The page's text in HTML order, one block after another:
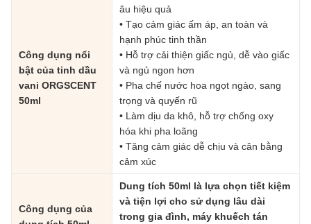
Công dụng nổi
bật của tinh dầu
vani ORGSCENT
50ml
âu hiệu quả
• Tạo cảm giác ấm áp, an toàn và
hạnh phúc tinh thần
• Hỗ trợ cải thiện giấc ngủ, dễ vào giấc
và ngủ ngon hơn
• Pha chế nước hoa ngọt ngào, sang
trọng và quyến rũ
• Làm dịu da khô, hỗ trợ chống oxy
hóa khi pha loãng
• Tăng cảm giác dễ chịu và cân bằng
cảm xúc
Công dụng của
Dung tích 50ml là lựa chọn tiết kiệm
và tiện lợi cho sử dụng lâu dài
trong gia đình, máy khuếch tán